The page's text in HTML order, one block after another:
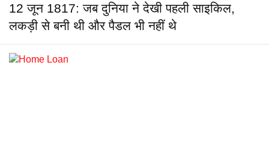
12 जून 1817: जब दुनिया ने देखी पहली साइकिल,
लकड़ी से बनी थी और पैडल भी नहीं थे